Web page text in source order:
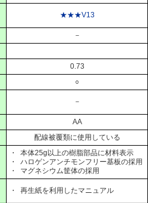
★★★V13
－
0.73
○
－
AA
配線被覆類に使用している
・
本体25g以上の樹脂部品に材料表示
・
ハロゲンアンチモンフリー基板の採用
・
マグネシウム筐体の採用
・ 再生紙を利用したマニュアル